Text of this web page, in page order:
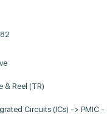
& Reel (TR)
Circuits (ICs) -> PMIC -